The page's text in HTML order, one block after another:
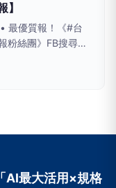
】
最優質報！《#台
粉絲團》FB搜尋；
yamnews、
AI最大活用×規格